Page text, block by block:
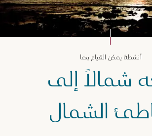
أنشطة يمكن القيام بها
شمالاً إلى
الشمال